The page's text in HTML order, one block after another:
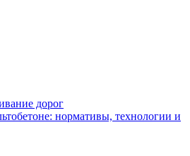
дорог
нормативы, технологии и